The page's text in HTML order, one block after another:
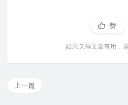
赞
如果觉得文章有用，
上一篇